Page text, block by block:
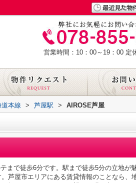
営業時間：10：00～19：00 定
本線 > 芦屋駅 > AIROSE芦屋
まで徒歩6分です。駅まで徒歩5分の立地が
芦屋市エリアにある賃貸情報のことなら、